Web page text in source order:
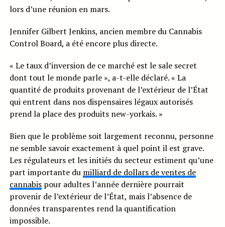
lors d’une réunion en mars.
Jennifer Gilbert Jenkins, ancien membre du Cannabis
Control Board, a été encore plus directe.
« Le taux d’inversion de ce marché est le sale secret
dont tout le monde parle », a-t-elle déclaré. « La
quantité de produits provenant de l’extérieur de l’État
qui entrent dans nos dispensaires légaux autorisés
prend la place des produits new-yorkais. »
Bien que le problème soit largement reconnu, personne
ne semble savoir exactement à quel point il est grave.
Les régulateurs et les initiés du secteur estiment qu’une
part importante du milliard de dollars de ventes de
cannabispour adultes l’année dernière pourrait
provenir de l’extérieur de l’État, mais l’absence de
données transparentes rend la quantification
impossible.